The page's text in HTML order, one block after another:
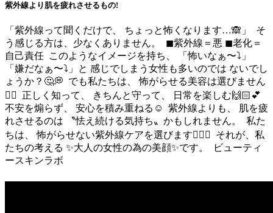
紫外線より肌を疲れさせるもの!
「紫外線って聞くだけで、 ちょっと怖くなります…🙈」 ⁡ そ
う感じる方は、少なくありません。 ⁡ ◼︎紫外線＝悪 ◼︎老化＝
自己責任 ⁡ このようなイメージを持ち、 「怖いなぁ〜⤵︎」
「嫌だなぁ〜⤵︎」と 感じでしまう女性も多いのでは ないでし
ょうか？🤔💭 ⁡ でも私たちは、 怖がらせる美容は選びません
🖐🏻 ⁡ 正しく知って、 きちんと守って、 日常を楽しむ🙌🏻💕 ⁡
不安を煽らず、 安心を積み重ねる☺️ ⁡ 紫外線よりも、 肌を疲
れさせるのは 〝怯え続ける気持ち〟かもしれません。 ⁡ 私た
ちは、 怖がらせない紫外線ケアを選びます🙋🏻‍♀️ ⁡ それが、私
たちの考える ✨大人の女性の為の美顔✨です。 ⁡ ビューティ
ースキンラボ